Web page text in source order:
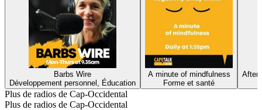
Barbs Wire
Développement personnel, Éducation
A minute of mindfulness
Forme et santé
Plus de radios de Cap-Occidental
Plus de radios de Cap-Occidental